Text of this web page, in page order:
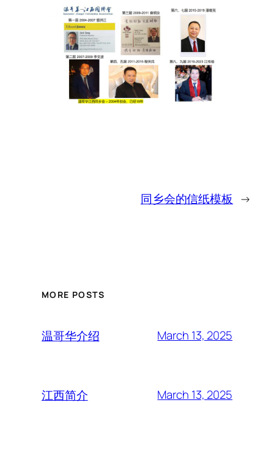
同乡会的信纸模板 →
MORE POSTS
温哥华介绍 March 13, 2025
江西简介 March 13, 2025